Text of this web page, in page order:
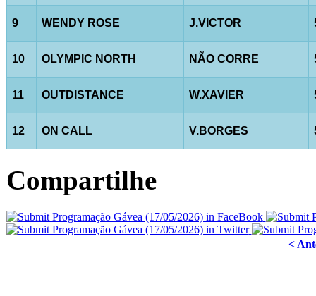
9 WENDY ROSE J.VICTOR
10 OLYMPIC NORTH NÃO CORRE
11 OUTDISTANCE W.XAVIER
12 ON CALL V.BORGES
Compartilhe
<